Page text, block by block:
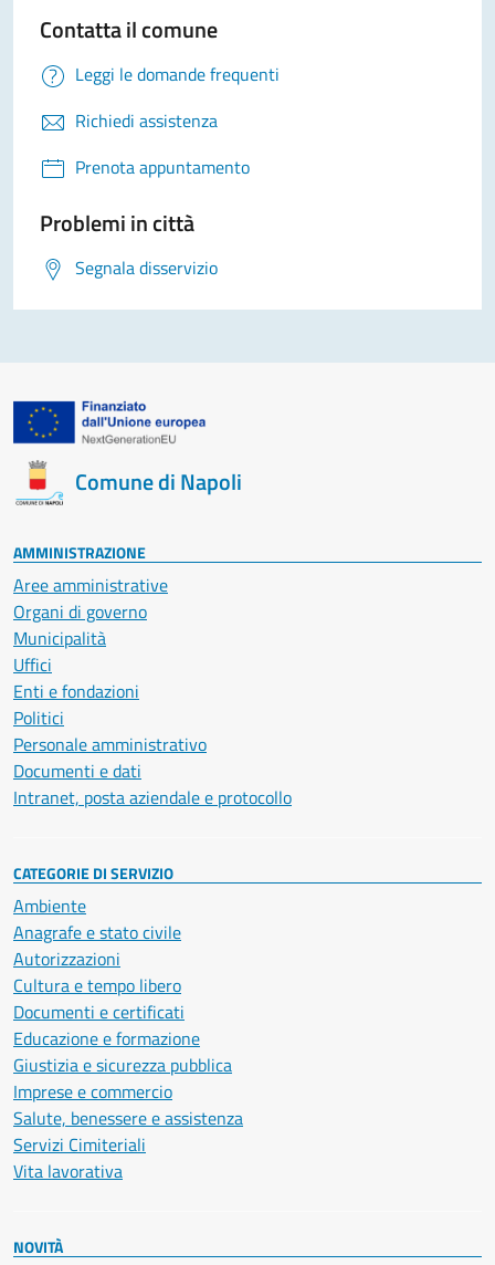
Contatta il comune
Leggi le domande frequenti
Richiedi assistenza
Prenota appuntamento
Problemi in città
Segnala disservizio
Comune di Napoli
AMMINISTRAZIONE
Aree amministrative
Organi di governo
Municipalità
Uffici
Enti e fondazioni
Politici
Personale amministrativo
Documenti e dati
Intranet, posta aziendale e protocollo
CATEGORIE DI SERVIZIO
Ambiente
Anagrafe e stato civile
Autorizzazioni
Cultura e tempo libero
Documenti e certificati
Educazione e formazione
Giustizia e sicurezza pubblica
Imprese e commercio
Salute, benessere e assistenza
Servizi Cimiteriali
Vita lavorativa
NOVITÀ